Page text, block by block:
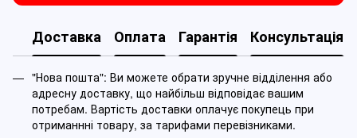
Доставка Оплата Гарантія Консультація
"Нова пошта": Ви можете обрати зручне відділення або
адресну доставку, що найбільш відповідає вашим
потребам. Вартість доставки оплачує покупець при
отриманнні товару, за тарифами перевізниками.